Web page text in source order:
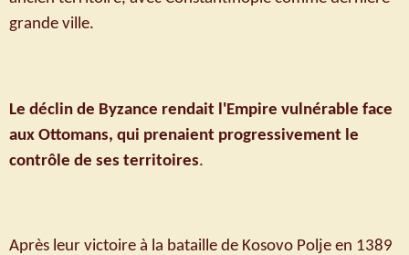
grande ville.
Le déclin de Byzance rendait l'Empire vulnérable face
aux Ottomans, qui prenaient progressivement le
contrôle de ses territoires.
Après leur victoire à la bataille de Kosovo Polje en 1389